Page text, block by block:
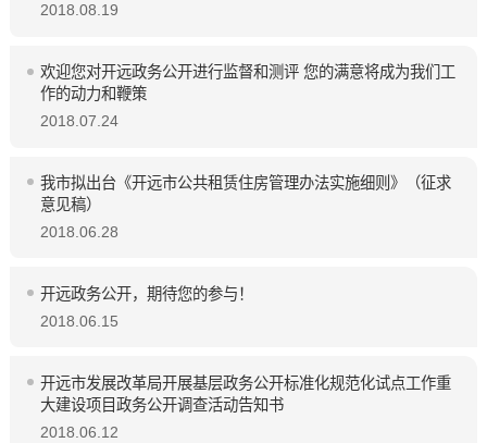
2018.08.19
欢迎您对开远政务公开进行监督和测评 您的满意将成为我们工
作的动力和鞭策
2018.07.24
我市拟出台《开远市公共租赁住房管理办法实施细则》（征求
意见稿）
2018.06.28
开远政务公开，期待您的参与！
2018.06.15
开远市发展改革局开展基层政务公开标准化规范化试点工作重
大建设项目政务公开调查活动告知书
2018.06.12